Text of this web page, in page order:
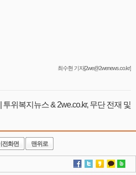
최수현 기자[2we@2wenews.co.kr]
위복지뉴스 & 2we.co.kr, 무단 전재 및
전화면 맨위로